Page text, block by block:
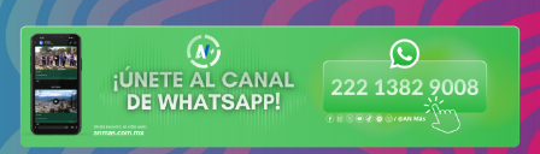
AN Más
Más cerca de ti